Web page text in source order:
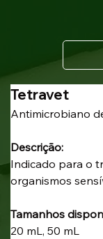
Tetravet
Antimicrobiano
Descrição:
Indicado para o
organismos
Tamanhos
20 mL, 50 mL